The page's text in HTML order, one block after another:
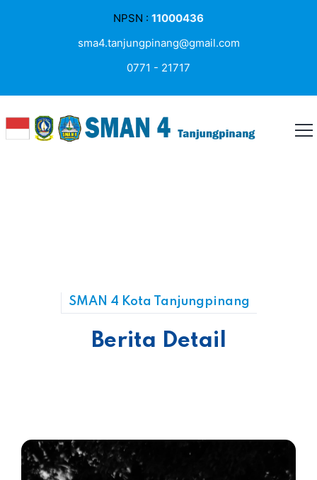
NPSN : 11000436
sma4.tanjungpinang@gmail.com
0771 - 21717
SMAN 4 Kota Tanjungpinang
Berita Detail